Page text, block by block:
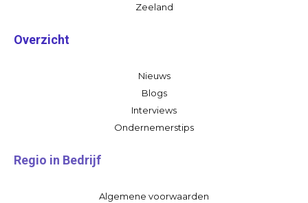
Zeeland
Overzicht
Nieuws
Blogs
Interviews
Ondernemerstips
Regio in Bedrijf
Algemene voorwaarden